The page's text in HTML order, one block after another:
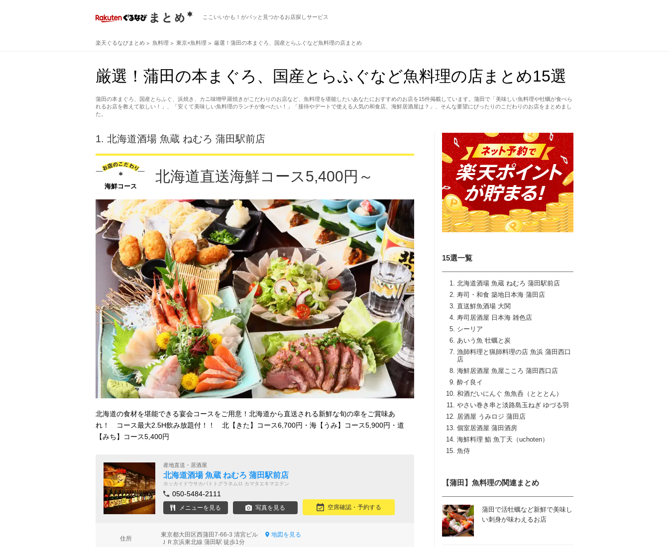
ここいいかも！がパッと見つかるお店探しサービス
楽天ぐるなびまとめ 魚料理 東京×魚料理 厳選！蒲田の本まぐろ、国産とらふぐなど魚料理の店まとめ
厳選！蒲田の本まぐろ、国産とらふぐなど魚料理の店まとめ15選
蒲田の本まぐろ、国産とらふぐ、浜焼き、カニ味噌甲羅焼きがこだわりのお店など、魚料理を堪能したいあなたにおすすめのお店を15件掲載しています。蒲田で「美味しい魚料理や牡蠣が食べら
れるお店を教えて欲しい！」、「安くて美味しい魚料理のランチが食べたい！」「接待やデートで使える人気の和食店、海鮮居酒屋は？」、そんな要望にぴったりのこだわりのお店をまとめまし
た。
15選一覧
北海道酒場 魚蔵 ねむろ 蒲田駅前店
寿司・和食 築地日本海 蒲田店
直送鮮魚酒場 大関
寿司居酒屋 日本海 雑色店
シーリア
あいう魚 牡蠣と炭
漁師料理と猟師料理の店 魚浜 蒲田西口
店
海鮮居酒屋 魚屋こころ 蒲田西口店
酔イ良イ
和酒だいにんぐ 魚魚呑（とととん）
やさい巻き串と淡路島玉ねぎ ゆづる羽
居酒屋 うみロジ 蒲田店
個室居酒屋 蒲田酒房
海鮮料理 鮨 魚丁天（uchoten）
魚侍
1. 北海道酒場 魚蔵 ねむろ 蒲田駅前店
海鮮コース
北海道直送海鮮コース5,400円～
北海道の食材を堪能できる宴会コースをご用意！北海道から直送される新鮮な旬の幸をご賞味あ
れ！ コース最大2.5H飲み放題付！！ 北【きた】コース6,700円・海【うみ】コース5,900円・道
【みち】コース5,400円
産地直送・居酒屋
北海道酒場 魚蔵 ねむろ 蒲田駅前店
ホッカイドウサカバトトグラネムロ カマタエキマエテン
050-5484-2111
メニューを見る 写真を見る 空席確認・予約する
住所
東京都大田区西蒲田7-66-3 清宮ビル
地図を見る
ＪＲ京浜東北線 蒲田駅 徒歩1分
【蒲田】魚料理の関連まとめ
蒲田で活牡蠣など新鮮で美味し
い刺身が味わえるお店